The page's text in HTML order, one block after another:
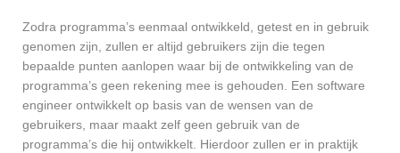
Zodra programma’s eenmaal ontwikkeld, getest en in gebruik
genomen zijn, zullen er altijd gebruikers zijn die tegen
bepaalde punten aanlopen waar bij de ontwikkeling van de
programma’s geen rekening mee is gehouden. Een software
engineer ontwikkelt op basis van de wensen van de
gebruikers, maar maakt zelf geen gebruik van de
programma’s die hij ontwikkelt. Hierdoor zullen er in praktijk